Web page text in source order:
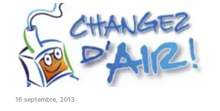
16 septembre, 2013